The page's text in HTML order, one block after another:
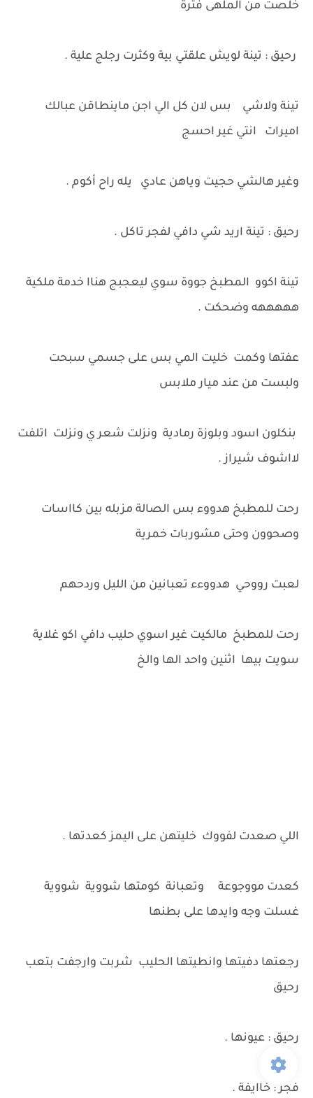
خلصت من الملهى فترة
رحيق : تينة لويش علقتي بية وكثرت رجلج علية .
تينة ولاشي بس لان كل الي اجن ماينطاقن عبالك
اميرات انتي غير احسج
وغير هالشي حجيت وياهن عادي يله راح أكوم .
رحيق : تينة اريد شي دافي لفجر تاكل .
تينة اكوو المطبخ جووة سوي ليعجبج هناا خدمة ملكية
هههههه وضحكت .
عفتها وكمت خليت المي بس على جسمي سبحت
ولبست من عند ميار ملابس
بنكلون اسود وبلوزة رمادية ونزلت شعر ي ونزلت اتلفت
لااشوف شيراز .
رحت للمطبخ هدووء بس الصالة مزبله بين كااسات
وصحوون وحتى مشوربات خمرية
لعبت رووحي هدووءء تعبانين من الليل وردحهم
رحت للمطبخ مالكيت غير اسوي حليب دافي اكو غلاية
سويت بيها اثنين واحد الها والخ
اللي صعدت لفووك خليتهن على اليمز كعدتها .
كعدت مووجوعة وتعبانة كومتها شووية شووية
غسلت وجه وايدها على بطنها
رجعتها دفيتها وانطيتها الحليب شربت وارجفت بتعب
رحيق
رحيق : عيونها .
فجر : خاايفة .